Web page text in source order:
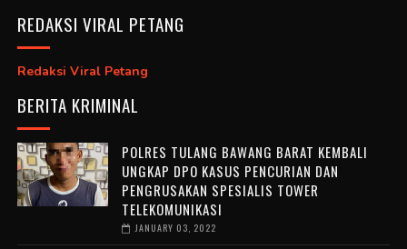
REDAKSI VIRAL PETANG
Redaksi Viral Petang
BERITA KRIMINAL
POLRES TULANG BAWANG BARAT KEMBALI
UNGKAP DPO KASUS PENCURIAN DAN
PENGRUSAKAN SPESIALIS TOWER
TELEKOMUNIKASI
JANUARY 03, 2022